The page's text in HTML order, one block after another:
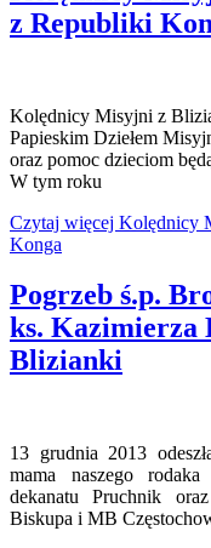
z Republiki
Kolędnicy Misyjni z
Papieskim Dziełem
oraz pomoc dzieciom
W tym roku
Czytaj więcej Kolędnicy
Konga
Pogrzeb ś.p.
ks. Kazimierza
Blizianki
13 grudnia 2013
mama naszego rodaka
dekanatu Pruchnik
Biskupa i MB